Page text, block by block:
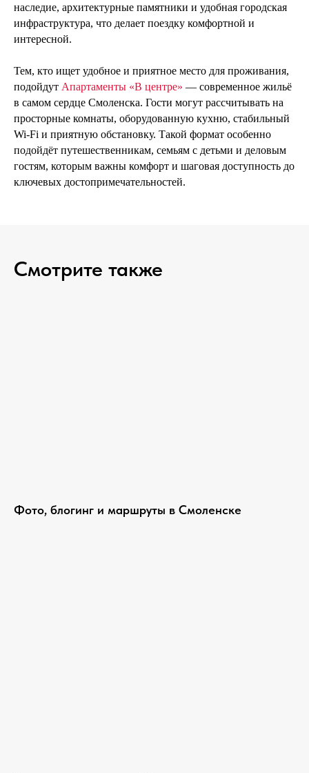
наследие, архитектурные памятники и удобная городская
инфраструктура, что делает поездку комфортной и
интересной.
Тем, кто ищет удобное и приятное место для проживания,
подойдут Апартаменты «В центре» — современное жильё
в самом сердце Смоленска. Гости могут рассчитывать на
просторные комнаты, оборудованную кухню, стабильный
Wi-Fi и приятную обстановку. Такой формат особенно
подойдёт путешественникам, семьям с детьми и деловым
гостям, которым важны комфорт и шаговая доступность до
ключевых достопримечательностей.
Смотрите также
Фото, блогинг и маршруты в Смоленске